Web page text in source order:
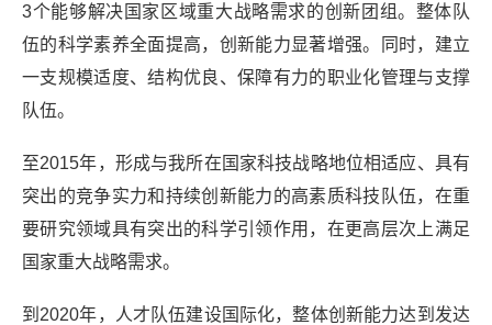
3个能够解决国家区域重大战略需求的创新团组。整体队
伍的科学素养全面提高，创新能力显著增强。同时，建立
一支规模适度、结构优良、保障有力的职业化管理与支撑
队伍。
至2015年，形成与我所在国家科技战略地位相适应、具有
突出的竞争实力和持续创新能力的高素质科技队伍，在重
要研究领域具有突出的科学引领作用，在更高层次上满足
国家重大战略需求。
到2020年，人才队伍建设国际化，整体创新能力达到发达